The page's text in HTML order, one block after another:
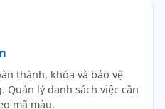
thành, khóa và bảo vệ
lý danh sách việc cần
mã màu.